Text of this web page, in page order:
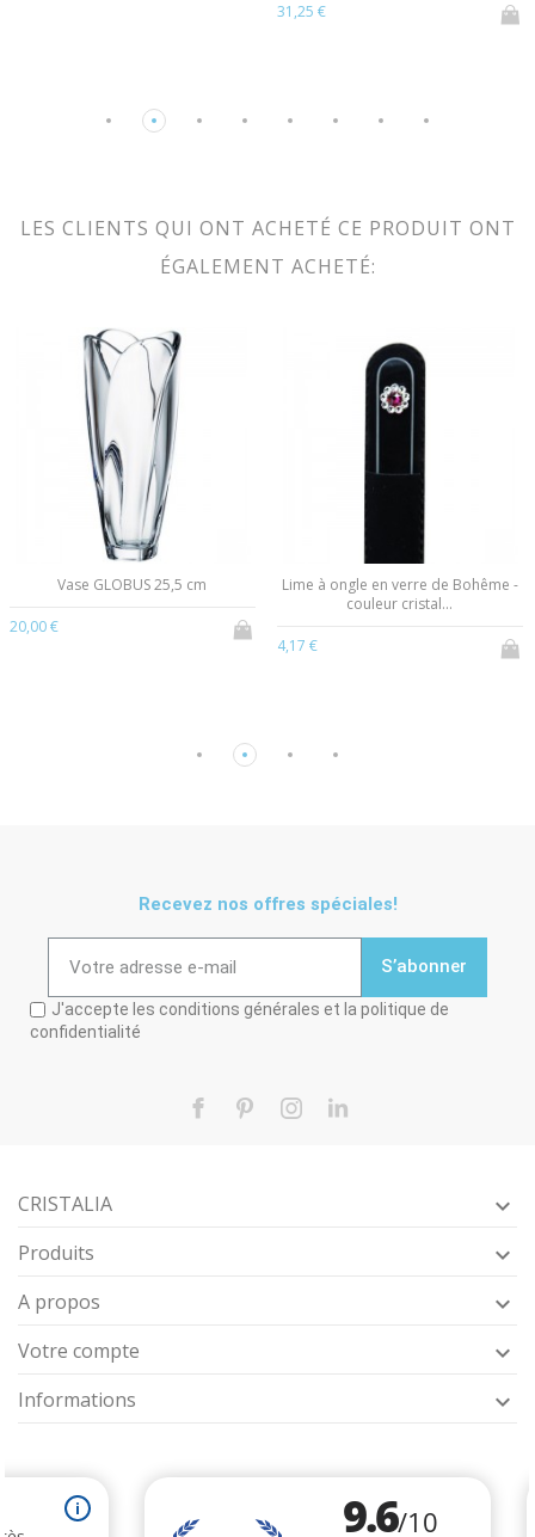
31,25 €
LES CLIENTS QUI ONT ACHETÉ CE PRODUIT ONT
ÉGALEMENT ACHETÉ:
Vase GLOBUS 25,5 cm
20,00 €
Lime à ongle en verre de Bohême -
couleur cristal...
4,17 €
Recevez nos offres spéciales!
S’abonner
J'accepte les conditions générales et la politique de
confidentialité
Facebook
Pinterest
Instagram
LinkedIn
CRISTALIA 
Produits 
A propos 
Votre compte 
Informations 